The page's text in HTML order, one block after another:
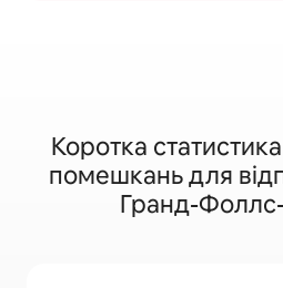
Коротка
помешкань для
Гранд-